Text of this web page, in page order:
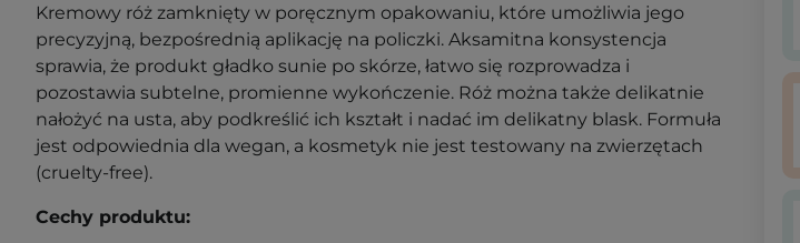
Kremowy róż zamknięty w poręcznym opakowaniu, które umożliwia jego
precyzyjną, bezpośrednią aplikację na policzki. Aksamitna konsystencja
sprawia, że produkt gładko sunie po skórze, łatwo się rozprowadza i
pozostawia subtelne, promienne wykończenie. Róż można także delikatnie
nałożyć na usta, aby podkreślić ich kształt i nadać im delikatny blask. Formuła
jest odpowiednia dla wegan, a kosmetyk nie jest testowany na zwierzętach
(cruelty-free).
Cechy produktu: